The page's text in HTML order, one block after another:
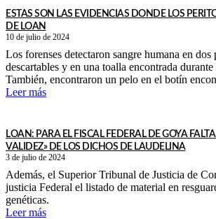
ESTAS SON LAS EVIDENCIAS DONDE LOS
DE LOAN
10 de julio de 2024
Los forenses detectaron sangre humana en dos
descartables y en una toalla encontrada
También, encontraron un pelo en el botín
Leer más
LOAN: PARA EL FISCAL FEDERAL DE GOYA
VALIDEZ» DE LOS DICHOS DE LAUDELINA
3 de julio de 2024
Además, el Superior Tribunal de Justicia de
justicia Federal el listado de material en
genéticas.
Leer más